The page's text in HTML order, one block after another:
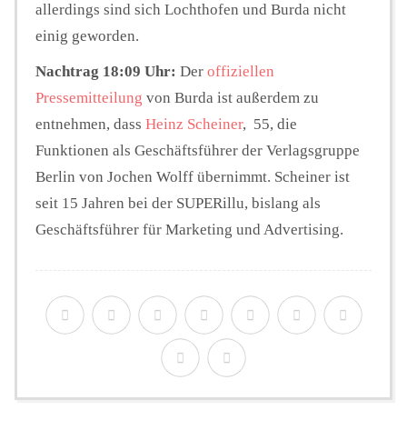
allerdings sind sich Lochthofen und Burda nicht
einig geworden.
Nachtrag 18:09 Uhr: Der offiziellen
Pressemitteilung von Burda ist außerdem zu
entnehmen, dass Heinz Scheiner, 55, die
Funktionen als Geschäftsführer der Verlagsgruppe
Berlin von Jochen Wolff übernimmt. Scheiner ist
seit 15 Jahren bei der SUPERillu, bislang als
Geschäftsführer für Marketing und Advertising.